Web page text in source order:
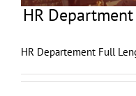
HR Department
HR Departement Full